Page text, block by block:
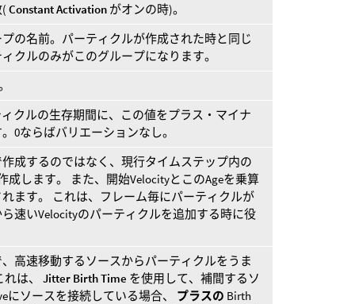
(Constant Activation がオンの時)。
の名前。パーティクルが作成された時と同じ
クルのみがこのグループになります。
クルの生存期間に、この値をプラス・マイナ
0ならばバリエーションなし。
成するのではなく、現行タイムステップ内の
成します。 また、開始VelocityとこのAgeを乗算
ます。 これは、フレーム毎にパーティクルが
速いVelocityのパーティクルを追加する時に役
高速移動するソースからパーティクルをうま
れは、Jitter Birth Time を使用して、補間するソ
にソースを接続している場合、 プラスの Birth